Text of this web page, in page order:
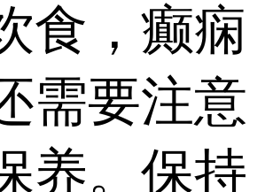
食，癫痫
需要注意
养。保持